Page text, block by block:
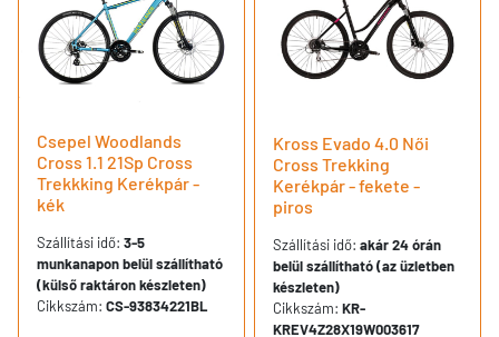
Csepel Woodlands
Cross 1.1 21Sp Cross
Trekkking Kerékpár -
kék
Szállítási idő: 3-5
munkanapon belül szállítható
(külső raktáron készleten)
Cikkszám: CS-93834221BL
Kross Evado 4.0 Női
Cross Trekking
Kerékpár - fekete -
piros
Szállítási idő: akár 24 órán
belül szállítható (az üzletben
készleten)
Cikkszám: KR-
KREV4Z28X19W003617